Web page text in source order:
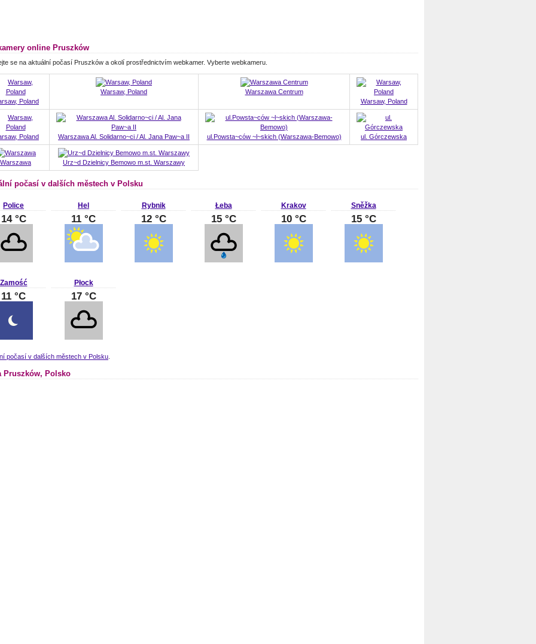
online Pruszków
se na aktuální počasí Pruszków a okolí prostřednictvím webkamer. Vyberte webkameru.
Poland
Warsaw, Poland
Warszawa Centrum
Warsaw, Poland
Poland Warszawa Al. Solidarno~ci / Al. Jana Paw~a II ul.Powsta~ców ~l~skich (Warszawa-Bemowo) ul. Górczewska
Warszawa Urz~d Dzielnicy Bemowo m.st. Warszawy
počasí v dalších městech v Polsku
Police
14 °C
Hel
11 °C
Rybnik
12 °C
Łeba
15 °C
Krakov
10 °C
Sněžka
15 °C
Zamość
11 °C
Płock
17 °C
počasí v dalších městech v Polsku
Pruszków, Polsko